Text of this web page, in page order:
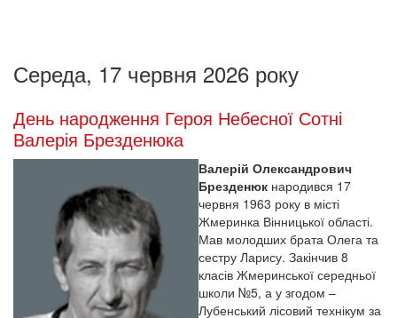
Середа, 17 червня 2026 року
День народження Героя Небесної Сотні
Валерія Брезденюка
Валерій Олександрович
Брезденюк народився 17
червня 1963 року в місті
Жмеринка Вінницької області.
Мав молодших брата Олега та
сестру Ларису. Закінчив 8
класів Жмеринської середньої
школи №5, а у згодом –
Лубенський лісовий технікум за